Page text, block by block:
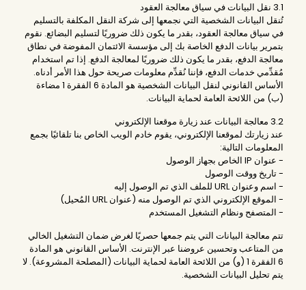
3.1 نقل البيانات في سياق معالجة العقود
تُنقل البيانات الشخصية التي نجمعها إلى شركة النقل المكلفة بالتسليم
في سياق معالجة العقود، بقدر ما يكون ذلك ضروريًا لتسليم البضائع. نقوم
بتمرير بيانات الدفع الخاصة بك إلى مؤسسة الائتمان المفوضة في نطاق
معالجة الدفع، بقدر ما يكون ذلك ضروريًا لمعالجة الدفع. إذا تم استخدام
مُقدِّمي خدمات الدفع، فإننا نُقدِّم معلومات صريحة حول هذا الأمر أدناه.
الأساس القانوني لنقل البيانات الشخصية هو المادة 6 الفقرة 1 مضاءة
(ب) من اللائحة العامة لحماية البيانات.
3.2 معالجة البيانات عند زيارة موقعنا الإلكتروني
عند زيارتك لموقعنا الإلكتروني، يقوم خادم الويب الخاص بنا تلقائيًا بجمع
المعلومات التالية:
- عنوان IP الخاص بجهاز الوصول
- تاريخ ووقت الوصول
- اسم وعنوان URL للملف الذي تم الوصول إليه
- الموقع الإلكتروني الذي تم الوصول منه (عنوان URL المُحيل)
- المتصفح ونظام التشغيل المستخدم
تتم معالجة البيانات التي يتم جمعها حصريًا لغرض ضمان التشغيل الخالي
من المتاعب وتحسين عروضنا عبر الإنترنت. الأساس القانوني هو المادة
6 الفقرة 1 (و) من اللائحة العامة لحماية البيانات (المصلحة المشروعة). لا
يتم تحليل البيانات الشخصية.